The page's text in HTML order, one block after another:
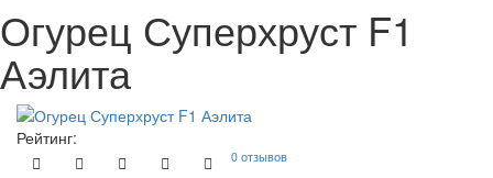
Огурец Суперхруст F1
Аэлита
Рейтинг:
0 отзывов